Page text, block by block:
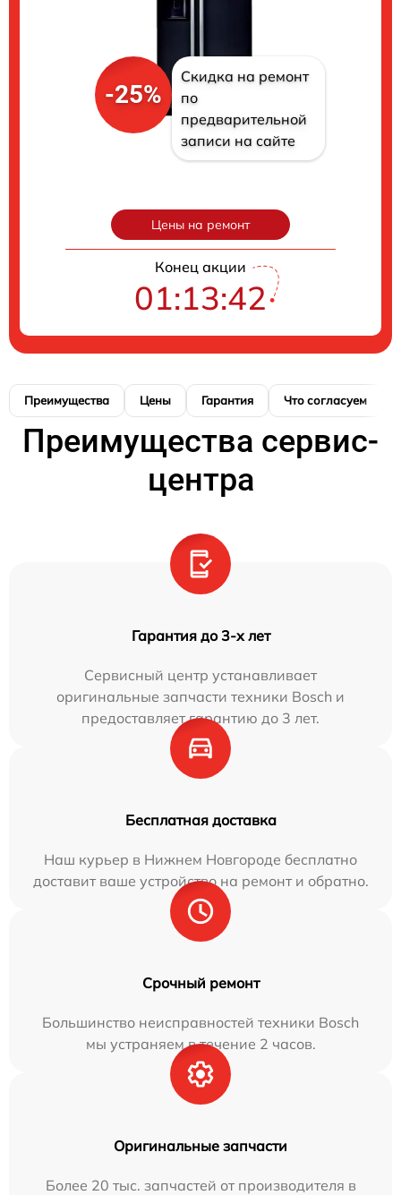
-25%
Скидка на ремонт
по
предварительной
записи на сайте
Цены на ремонт
Конец акции
01:13:41
Преимущества Цены Гарантия Что согласуем
Преимущества сервис-
центра
Гарантия до 3-х лет
Сервисный центр устанавливает
оригинальные запчасти техники Bosch и
предоставляет гарантию до 3 лет.
Бесплатная доставка
Наш курьер в Нижнем Новгороде бесплатно
доставит ваше устройство на ремонт и обратно.
Срочный ремонт
Большинство неисправностей техники Bosch
мы устраняем в течение 2 часов.
Оригинальные запчасти
Более 20 тыс. запчастей от производителя в